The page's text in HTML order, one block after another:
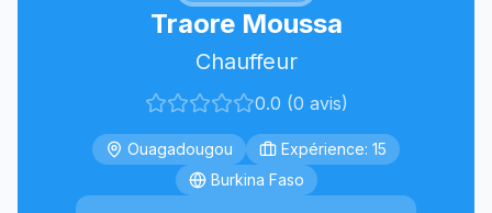
Traore Moussa
Chauffeur
0.0 (0 avis)
Ouagadougou
Expérience: 15
Burkina Faso